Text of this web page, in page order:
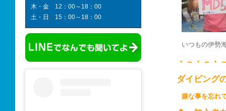
いつもの伊勢
・－・－・
ダイビング
嫌な事を忘れ
木・金 12：00～18：00
土・日 15：00～18：00